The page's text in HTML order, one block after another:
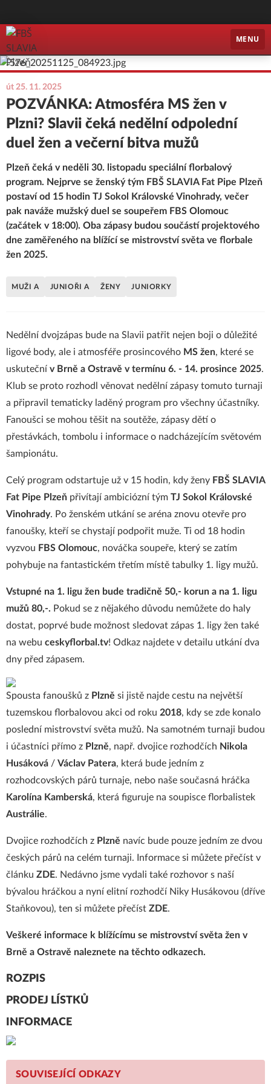
FBŠ SLAVIA Plzeň
MENU
út 25. 11. 2025
POZVÁNKA: Atmosféra MS žen v
Plzni? Slavii čeká nedělní odpolední
duel žen a večerní bitva mužů
Plzeň čeká v neděli 30. listopadu speciální florbalový
program. Nejprve se ženský tým FBŠ SLAVIA Fat Pipe Plzeň
postaví od 15 hodin TJ Sokol Královské Vinohrady, večer
pak naváže mužský duel se soupeřem FBS Olomouc
(začátek v 18:00). Oba zápasy budou součástí projektového
dne zaměřeného na blížící se mistrovství světa ve florbale
žen 2025.
MUŽI A JUNIOŘI A ŽENY JUNIORKY
Nedělní dvojzápas bude na Slavii patřit nejen boji o důležité
ligové body, ale i atmosféře prosincového MS žen, které se
uskuteční v Brně a Ostravě v termínu 6. - 14. prosince 2025.
Klub se proto rozhodl věnovat nedělní zápasy tomuto turnaji
a připravil tematicky laděný program pro všechny účastníky.
Fanoušci se mohou těšit na soutěže, zápasy dětí o
přestávkách, tombolu i informace o nadcházejícím světovém
šampionátu.
Celý program odstartuje už v 15 hodin, kdy ženy FBŠ SLAVIA
Fat Pipe Plzeň přivítají ambiciózní tým TJ Sokol Královské
Vinohrady. Po ženském utkání se aréna znovu otevře pro
fanoušky, kteří se chystají podpořit muže. Ti od 18 hodin
vyzvou FBS Olomouc, nováčka soupeře, který se zatím
pohybuje na fantastickém třetím místě tabulky 1. ligy mužů.
Vstupné na 1. ligu žen bude tradičně 50,- korun a na 1. ligu
mužů 80,-. Pokud se z nějakého důvodu nemůžete do haly
dostat, poprvé bude možnost sledovat zápas 1. ligy žen také
na webu ceskyflorbal.tv! Odkaz najdete v detailu utkání dva
dny před zápasem.
Spousta fanoušků z Plzně si jistě najde cestu na největší
tuzemskou florbalovou akci od roku 2018, kdy se zde konalo
poslední mistrovství světa mužů. Na samotném turnaji budou
i účastníci přímo z Plzně, např. dvojice rozhodčích Nikola
Husáková / Václav Patera, která bude jedním z
rozhodcovských párů turnaje, nebo naše současná hráčka
Karolína Kamberská, která figuruje na soupisce florbalistek
Austrálie.
Dvojice rozhodčích z Plzně navíc bude pouze jedním ze dvou
českých párů na celém turnaji.
Informace si můžete přečíst v
článku ZDE. Nedávno jsme vydali také rozhovor s naší
bývalou hráčkou a nyní elitní rozhodčí Niky Husákovou (dříve
Staňkovou), ten si můžete přečíst ZDE.
Veškeré informace k blížícímu se mistrovství světa žen v
Brně a Ostravě naleznete na těchto odkazech.
ROZPIS
PRODEJ LÍSTKŮ
INFORMACE
SOUVISEJÍCÍ ODKAZY